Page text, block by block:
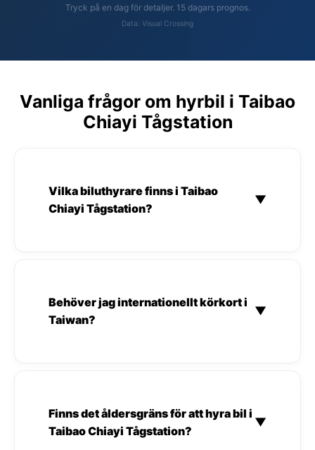
Tryck på en dag för detaljer. 15 dagars prognos.
Data: Visual Crossing
Vanliga frågor om hyrbil i Taibao
Chiayi Tågstation
Vilka biluthyrare finns i Taibao
Chiayi Tågstation?
▼
Behöver jag internationellt körkort i
Taiwan?
▼
Finns det åldersgräns för att hyra bil i
Taibao Chiayi Tågstation?
▼